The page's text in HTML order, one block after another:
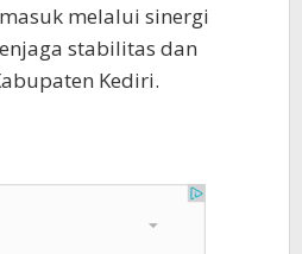
melalui sinergi
stabilitas dan
Kediri.